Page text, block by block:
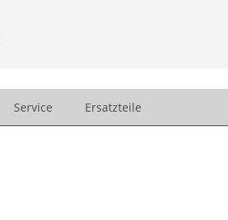
Service Ersatzteile